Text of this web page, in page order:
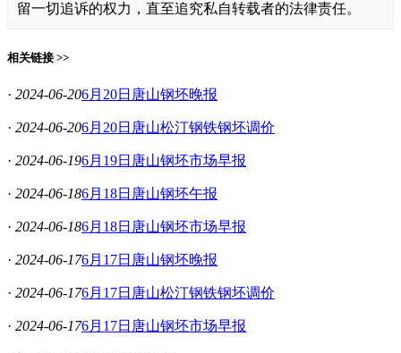
留一切追诉的权力，直至追究私自转载者的法律责任。
相关链接 >>
· 2024-06-206月20日唐山钢坯晚报
· 2024-06-206月20日唐山松汀钢铁钢坯调价
· 2024-06-196月19日唐山钢坯市场早报
· 2024-06-186月18日唐山钢坯午报
· 2024-06-186月18日唐山钢坯市场早报
· 2024-06-176月17日唐山钢坯晚报
· 2024-06-176月17日唐山松汀钢铁钢坯调价
· 2024-06-176月17日唐山钢坯市场早报